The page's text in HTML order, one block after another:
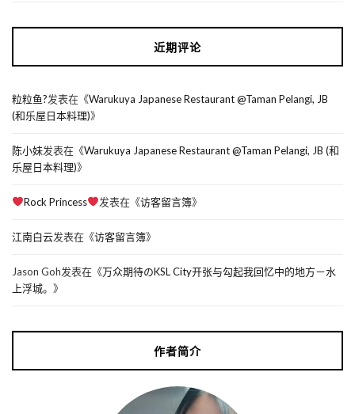
近期评论
粒粒鱼?发表在《Warukuya Japanese Restaurant @Taman Pelangi, JB
(和乐屋日本料理)》
陈小妹发表在《Warukuya Japanese Restaurant @Taman Pelangi, JB (和
乐屋日本料理)》
Rock Princess 发表在《访客留言簿》
江南白云发表在《访客留言簿》
Jason Goh发表在《万众期待のKSL City开张与勾起我回忆中的地方－水
上浮城。 》
作者简介